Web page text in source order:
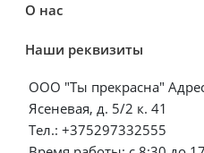
О нас
Наши реквизиты
ООО "Ты прекрасна"
Ясеневая, д. 5/2 к. 41
Тел.: +375297332555